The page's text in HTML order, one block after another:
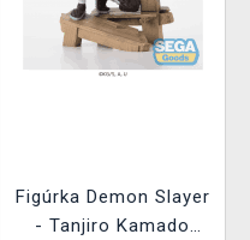
Figúrka Demon Slayer
- Tanjiro Kamado